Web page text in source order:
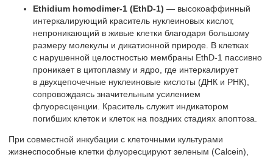
Ethidium homodimer-1 (EthD-1) — высокоаффинный
интеркалирующий краситель нуклеиновых кислот,
непроникающий в живые клетки благодаря большому
размеру молекулы и дикатионной природе. В клетках
с нарушенной целостностью мембраны EthD-1 пассивно
проникает в цитоплазму и ядро, где интеркалирует
в двухцепочечные нуклеиновые кислоты (ДНК и РНК),
сопровождаясь значительным усилением
флуоресценции. Краситель служит индикатором
погибших клеток и клеток на поздних стадиях апоптоза.
При совместной инкубации с клеточными культурами
жизнеспособные клетки флуоресцируют зеленым (Calcein),